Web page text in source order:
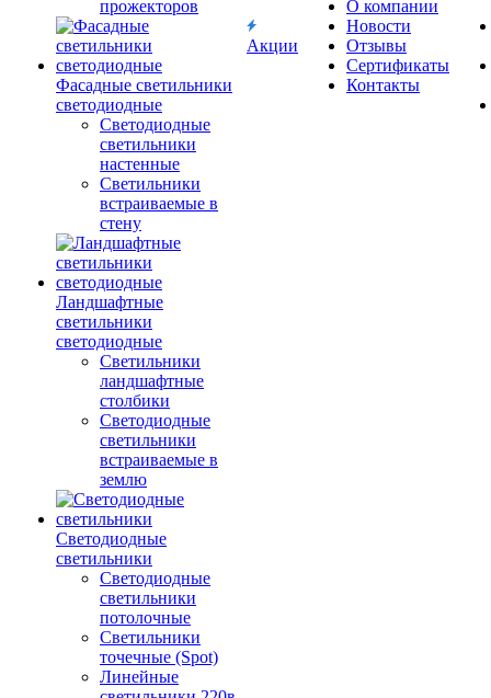
прожекторов
Фасадные светильники
светодиодные
Светодиодные
светильники
настенные
Светильники
встраиваемые в
стену
Ландшафтные
светильники
светодиодные
Светильники
ландшафтные
столбики
Светодиодные
светильники
встраиваемые в
землю
Светодиодные
светильники
Светодиодные
светильники
потолочные
Светильники
точечные (Spot)
Линейные
Акции
О компании
Новости
Отзывы
Сертификаты
Контакты